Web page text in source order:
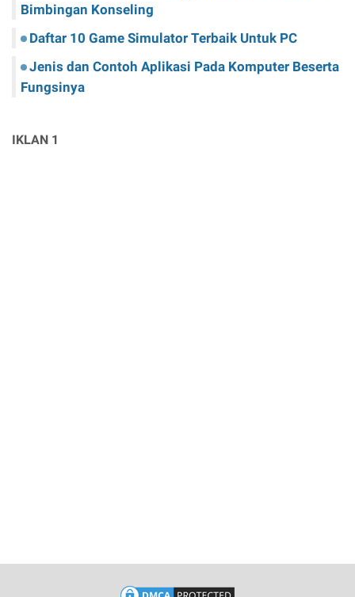
Bimbingan Konseling
Daftar 10 Game Simulator Terbaik Untuk PC
Jenis dan Contoh Aplikasi Pada Komputer Beserta
Fungsinya
IKLAN 1